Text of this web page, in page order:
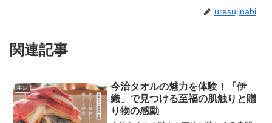
uresujinabi
関連記事
生活
今治タオルの魅力を体験！「伊
織」で見つける至福の肌触りと贈
り物の感動